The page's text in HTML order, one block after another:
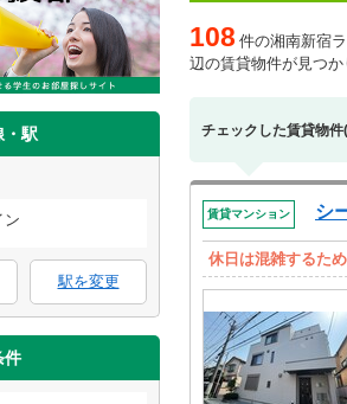
・駅
ン
駅を変更
件
108 件の湘南新宿
辺の賃貸物件が見つか
チェックした賃貸物
賃貸マンション シ
休日は混雑するた